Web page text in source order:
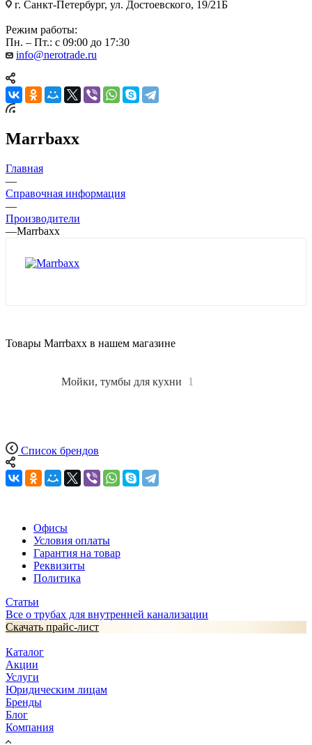
г. Санкт-Петербург, ул. Достоевского, 19/21Б
Режим работы:
Пн. – Пт.: с 09:00 до 17:30
info@nerotrade.ru
Marrbaxx
Главная
—
Справочная информация
—
Производители
—Marrbaxx
Товары Marrbaxx в нашем магазине
Мойки, тумбы для кухни 1
Список брендов
Офисы
Условия оплаты
Гарантия на товар
Реквизиты
Политика
Статьи
Все о трубах для внутренней канализации
Скачать прайс-лист
Каталог
Акции
Услуги
Юридическим лицам
Бренды
Блог
Компания